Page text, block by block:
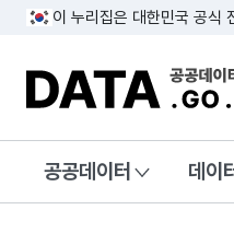
이 누리집은 대한민국 공식
DATA.GO.KR 공
공공데이터 데이